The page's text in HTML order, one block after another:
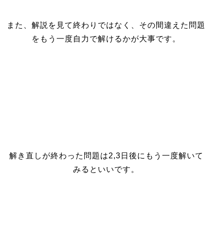
また、解説を見て終わりではなく、その間違えた問題
をもう一度自力で解けるかが大事です。
解き直しが終わった問題は2,3日後にもう一度解いて
みるといいです。